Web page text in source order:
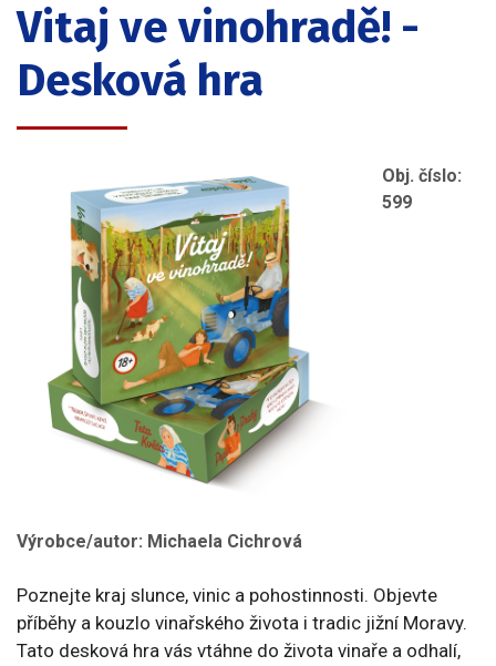
Vitaj ve vinohradě! -
Desková hra
Obj. číslo:
599
Výrobce/autor: Michaela Cichrová
Poznejte kraj slunce, vinic a pohostinnosti. Objevte
příběhy a kouzlo vinařského života i tradic jižní Moravy.
Tato desková hra vás vtáhne do života vinaře a odhalí,